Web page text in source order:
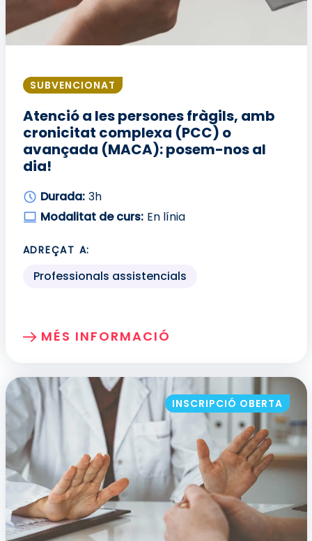
SUBVENCIONAT
Atenció a les persones fràgils, amb
cronicitat complexa (PCC) o
avançada (MACA): posem-nos al
dia!
Durada: 3h
Modalitat de curs: En línia
ADREÇAT A:
Professionals assistencials
MÉS INFORMACIÓ
SOBRE: ATENCIÓ A LES PERSONES
INSCRIPCIÓ OBERTA